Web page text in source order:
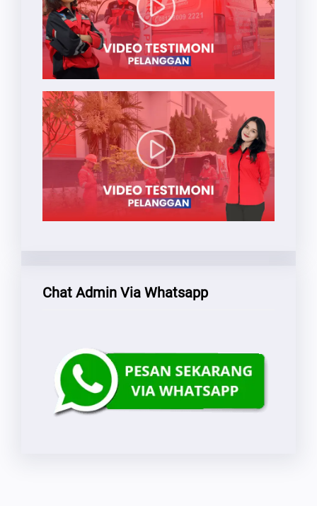
Chat Admin Via Whatsapp